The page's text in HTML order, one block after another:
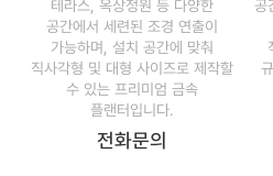
테라스, 옥상정원 등 다양한
공간에서 세련된 조경 연출이
가능하며, 설치 공간에 맞춰
직사각형 및 대형 사이즈로 제작할
수 있는 프리미엄 금속
플랜터입니다.
전화문의
공